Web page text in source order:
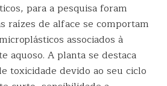
para a pesquisa foram
raízes de alface se comportam
associados à
aquoso. A planta se destaca
toxicidade devido ao seu ciclo